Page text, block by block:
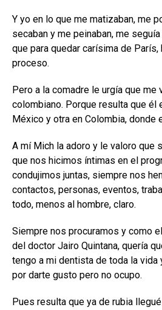
Y yo en lo que me matizaban, me
secaban y me peinaban, me
que para quedar carísima de París,
proceso.
Pero a la comadre le urgía que me
colombiano. Porque resulta que él
México y otra en Colombia, donde
A mí Mich la adoro y le valoro que
que nos hicimos íntimas en el
condujimos juntas, siempre nos
contactos, personas, eventos,
todo, menos al hombre, claro.
Siempre nos procuramos y como
del doctor Jairo Quintana, quería
tengo a mi dentista de toda la vida
por darte gusto pero no ocupo.
Pues resulta que ya de rubia